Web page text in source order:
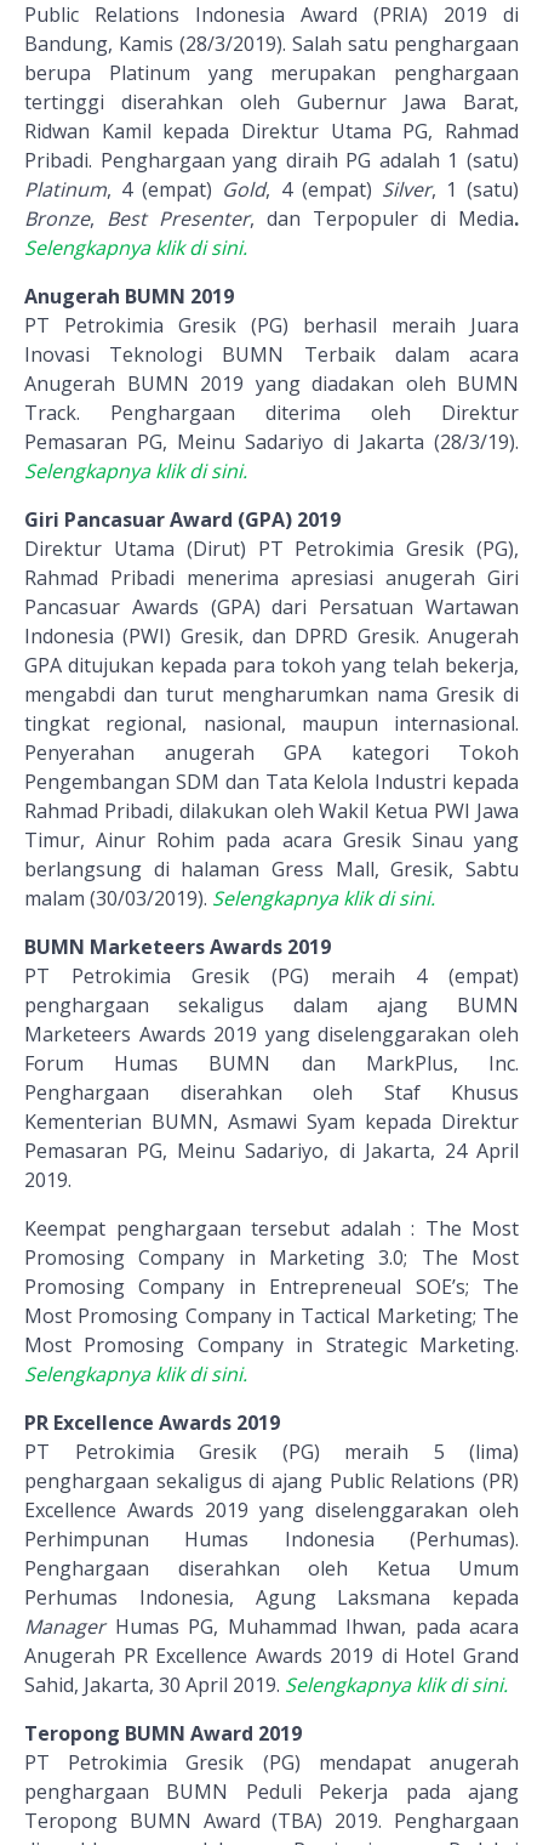
Public Relations Indonesia Award (PRIA) 2019 di
Bandung, Kamis (28/3/2019). Salah satu penghargaan
berupa Platinum yang merupakan penghargaan
tertinggi diserahkan oleh Gubernur Jawa Barat,
Ridwan Kamil kepada Direktur Utama PG, Rahmad
Pribadi. Penghargaan yang diraih PG adalah 1 (satu)
Platinum, 4 (empat) Gold, 4 (empat) Silver, 1 (satu)
Bronze, Best Presenter, dan Terpopuler di Media.
Selengkapnya klik di sini.
Anugerah BUMN 2019
PT Petrokimia Gresik (PG) berhasil meraih Juara
Inovasi Teknologi BUMN Terbaik dalam acara
Anugerah BUMN 2019 yang diadakan oleh BUMN
Track. Penghargaan diterima oleh Direktur
Pemasaran PG, Meinu Sadariyo di Jakarta (28/3/19).
Selengkapnya klik di sini.
Giri Pancasuar Award (GPA) 2019
Direktur Utama (Dirut) PT Petrokimia Gresik (PG),
Rahmad Pribadi menerima apresiasi anugerah Giri
Pancasuar Awards (GPA) dari Persatuan Wartawan
Indonesia (PWI) Gresik, dan DPRD Gresik. Anugerah
GPA ditujukan kepada para tokoh yang telah bekerja,
mengabdi dan turut mengharumkan nama Gresik di
tingkat regional, nasional, maupun internasional.
Penyerahan anugerah GPA kategori Tokoh
Pengembangan SDM dan Tata Kelola Industri kepada
Rahmad Pribadi, dilakukan oleh Wakil Ketua PWI Jawa
Timur, Ainur Rohim pada acara Gresik Sinau yang
berlangsung di halaman Gress Mall, Gresik, Sabtu
malam (30/03/2019). Selengkapnya klik di sini.
BUMN Marketeers Awards 2019
PT Petrokimia Gresik (PG) meraih 4 (empat)
penghargaan sekaligus dalam ajang BUMN
Marketeers Awards 2019 yang diselenggarakan oleh
Forum Humas BUMN dan MarkPlus, Inc.
Penghargaan diserahkan oleh Staf Khusus
Kementerian BUMN, Asmawi Syam kepada Direktur
Pemasaran PG, Meinu Sadariyo, di Jakarta, 24 April
2019.
Keempat penghargaan tersebut adalah : The Most
Promosing Company in Marketing 3.0; The Most
Promosing Company in Entrepreneual SOE’s; The
Most Promosing Company in Tactical Marketing; The
Most Promosing Company in Strategic Marketing.
Selengkapnya klik di sini.
PR Excellence Awards 2019
PT Petrokimia Gresik (PG) meraih 5 (lima)
penghargaan sekaligus di ajang Public Relations (PR)
Excellence Awards 2019 yang diselenggarakan oleh
Perhimpunan Humas Indonesia (Perhumas).
Penghargaan diserahkan oleh Ketua Umum
Perhumas Indonesia, Agung Laksmana kepada
Manager Humas PG, Muhammad Ihwan, pada acara
Anugerah PR Excellence Awards 2019 di Hotel Grand
Sahid, Jakarta, 30 April 2019. Selengkapnya klik di sini.
Teropong BUMN Award 2019
PT Petrokimia Gresik (PG) mendapat anugerah
penghargaan BUMN Peduli Pekerja pada ajang
Teropong BUMN Award (TBA) 2019. Penghargaan